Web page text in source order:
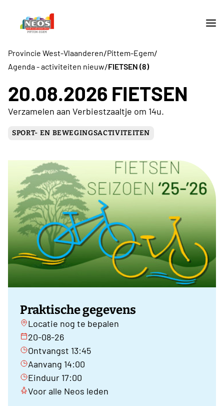
Provincie West-Vlaanderen/Pittem-Egem/
Agenda - activiteiten nieuw/FIETSEN (8)
20.08.2026 FIETSEN
Verzamelen aan Verbiestzaaltje om 14u.
SPORT- EN BEWEGINGSACTIVITEITEN
Praktische gegevens
Locatie nog te bepalen
20-08-26
Ontvangst 13:45
Aanvang 14:00
Einduur 17:00
Voor alle Neos leden